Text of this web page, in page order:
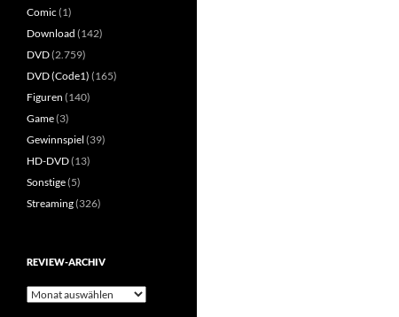
Comic (1)
Download (142)
DVD(2.759)
DVD (Code1) (165)
Figuren (140)
Game(3)
Gewinnspiel (39)
HD-DVD(13)
Sonstige(5)
Streaming(326)
REVIEW-ARCHIV
Review-